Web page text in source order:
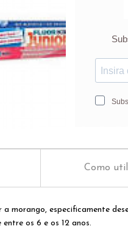
Como
morango, especificamente
os 6 e os 12 anos.